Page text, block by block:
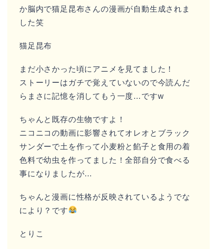
か脳内で猫足昆布さんの漫画が自動生成されま
した笑
猫足昆布
まだ小さかった頃にアニメを見てました！
ストーリーはガチで覚えていないので今読んだ
らまさに記憶を消してもう一度…ですw
ちゃんと既存の生物ですよ！
ニコニコの動画に影響されてオレオとブラック
サンダーで土を作って小麦粉と餡子と食用の着
色料で幼虫を作ってました！全部自分で食べる
事になりましたが…
ちゃんと漫画に性格が反映されているようでな
により？です
とりこ